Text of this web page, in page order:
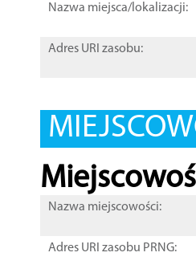
Nazwa miejsca/lokalizacji:
Adres URI zasobu:
Nazwa miejscowości:
Adres URI zasobu PRNG: